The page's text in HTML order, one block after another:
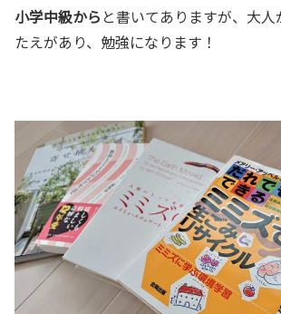
小学中級から と書いてありますが、大
たえがあり、勉強になります！